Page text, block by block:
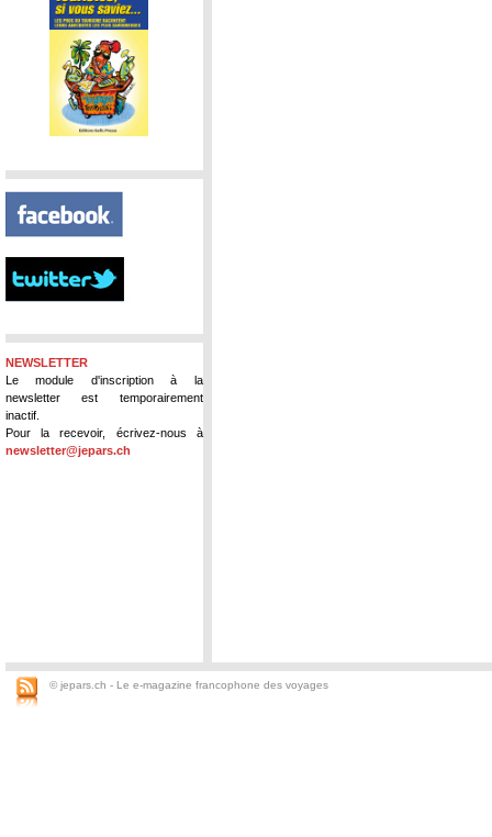
NEWSLETTER
Le module d'inscription à la
newsletter est temporairement
inactif.
Pour la recevoir, écrivez-nous à
newsletter@jepars.ch
© jepars.ch - Le e-magazine francophone des voyages